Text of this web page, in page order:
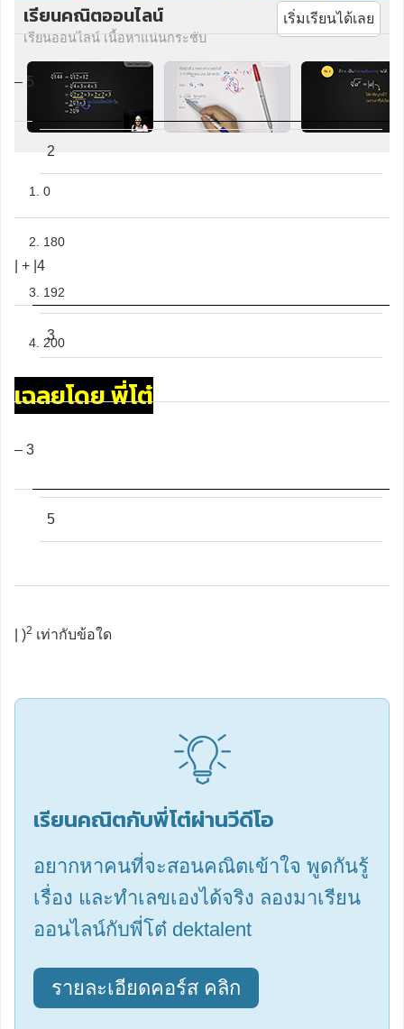
– 5
2
| + |4
3
– 3
5
| )2 เท่ากับข้อใด
เริ่มเรียนได้เลย
เรียนคณิตออนไลน์
เรียนออนไลน์ เนื้อหาแน่นกระชับ
1. 0
2. 180
3. 192
4. 200
เฉลยโดย พี่โต๋
เรียนคณิตกับพี่โต๋ผ่านวีดีโอ
อยากหาคนที่จะสอนคณิตเข้าใจ พูดกันรู้
เรื่อง และทำเลขเองได้จริง ลองมาเรียน
ออนไลน์กับพี่โต๋ dektalent
รายละเอียดคอร์ส คลิก